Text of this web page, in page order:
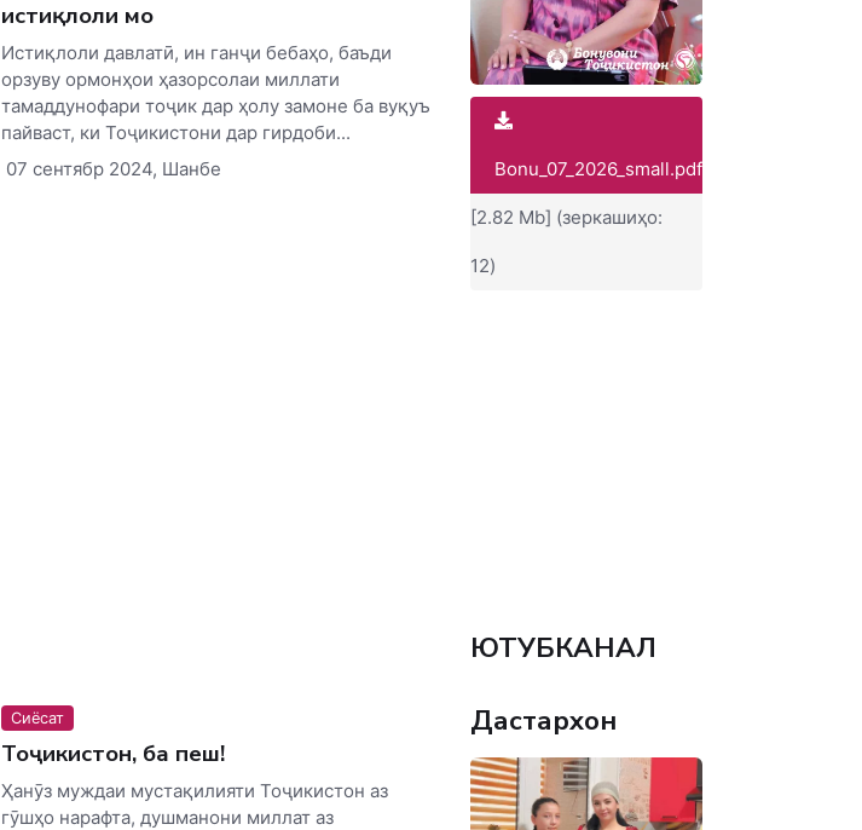
истиқлоли мо
Истиқлоли давлатӣ, ин ганҷи бебаҳо, баъди
орзуву ормонҳои ҳазорсолаи миллати
тамаддунофари тоҷик дар ҳолу замоне ба вуқуъ
пайваст, ки Тоҷикистони дар гирдоби...
07 сентябр 2024, Шанбе
Сиёсат
Тоҷикистон, ба пеш!
Ҳанӯз муждаи мустақилияти Тоҷикистон аз
гӯшҳо нарафта, душманони миллат аз
Bonu_07_2026_small.pdf
[2.82 Mb] (зеркашиҳо:
12)
ЮТУБКАНАЛ
Дастархон